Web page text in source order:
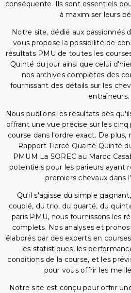
conséquente. Ils sont essentiels
à maximiser leurs
Notre site, dédié aux passionnés
vous propose la possibilité de
résultats PMU de toutes les
Quinté du jour ainsi que celui
nos archives complètes des
fournissant des détails sur les
entraîneurs.
Nous publions les résultats dès
offrant une vue précise sur les
course dans l'ordre exact. De plus,
Rapport Tiercé Quarté Quinté
PMUM La SOREC au Maroc
potentiels pour les parieurs ayant
premiers chevaux dans
Qu'il s'agisse du simple
couplé, du trio, du quarté, du
paris PMU, nous fournissons les
complets. Nos analyses et
élaborés par des experts en
les statistiques, les
conditions de la course, et les
pour vous offrir les
Notre site est conçu pour offrir